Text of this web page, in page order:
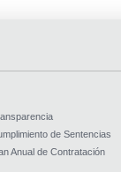
de Sentencias
Anual de Contratación